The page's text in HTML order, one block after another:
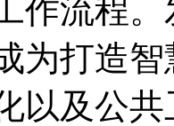
作流程
为打造
以及公